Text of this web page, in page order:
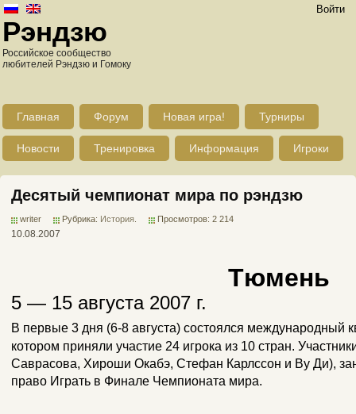
Войти
Рэндзю
Российское сообщество
любителей Рэндзю и Гомоку
Главная Форум Новая игра! Турниры
Новости Тренировка Информация Игроки
Десятый чемпионат мира по рэндзю
writer Рубрика: История Просмотров: 2 214
10.08.2007
Тюмень
5 — 15 августа 2007 г.
В первые 3 дня (6-8 августа) состоялся международный
котором приняли участие 24 игрока из 10 стран.
Саврасова, Хироши Окабэ, Стефан Карлссон и Ву Ди),
право Играть в Финале Чемпионата мира.